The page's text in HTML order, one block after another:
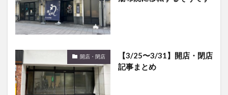
開店・閉店
【3/25〜3/31】開店・閉店
記事まとめ